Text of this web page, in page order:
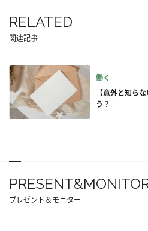
RELATED
関連記事
働く
【意外と知ら
う？
プレゼント＆モニター